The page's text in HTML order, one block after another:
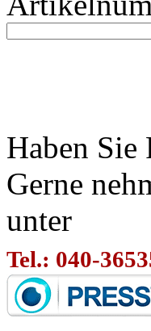
Haben Sie
Gerne
unter
Tel.: 040-